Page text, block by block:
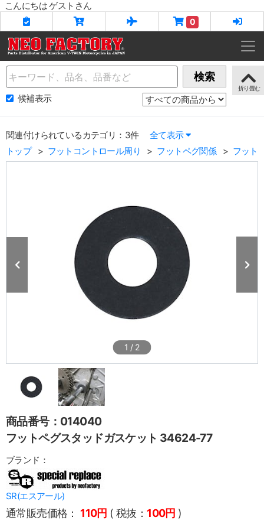
こんにちは ゲストさん
0
Name 検索
候補表示
関連付けられているカテゴリ：3件
全て表示
トップ
フットコントロール周り フットペグ関係 フット
1 / 2
商品番号：014040
フットペグスタッドガスケット 34624-77
ブランド：
SR(エスアール)
通常販売価格： 110円 ( 税抜： 100円 )